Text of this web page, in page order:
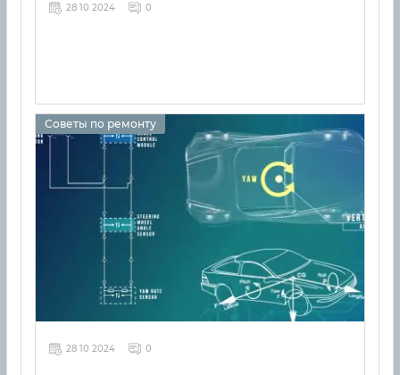
28 10 2024 0
Советы по ремонту
28 10 2024 0